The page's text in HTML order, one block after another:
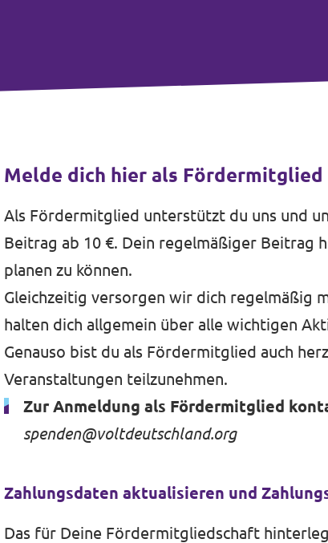
Melde dich hier als Fördermitglied
Als Fördermitglied unterstützt du uns und
Beitrag ab 10 €. Dein regelmäßiger Beitrag
planen zu können.
Gleichzeitig versorgen wir dich regelmäßig
halten dich allgemein über alle wichtigen
Genauso bist du als Fördermitglied auch
Veranstaltungen teilzunehmen.
Zur Anmeldung als Fördermitglied
spenden@voltdeutschland.org
Zahlungsdaten aktualisieren und
Das für Deine Fördermitgliedschaft